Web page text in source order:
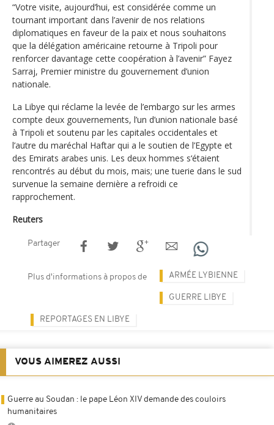
“Votre visite, aujourd’hui, est considérée comme un
tournant important dans l’avenir de nos relations
diplomatiques en faveur de la paix et nous souhaitons
que la délégation américaine retourne à Tripoli pour
renforcer davantage cette coopération à l’avenir” Fayez
Sarraj, Premier ministre du gouvernement d’union
nationale.
La Libye qui réclame la levée de l’embargo sur les armes
compte deux gouvernements, l’un d’union nationale basé
à Tripoli et soutenu par les capitales occidentales et
l’autre du maréchal Haftar qui a le soutien de l’Egypte et
des Emirats arabes unis. Les deux hommes s‘étaient
rencontrés au début du mois, mais; une tuerie dans le sud
survenue la semaine dernière a refroidi ce
rapprochement.
Reuters
Partager
Plus d'informations à propos de ARMÉE LYBIENNE
GUERRE LIBYE
REPORTAGES EN LIBYE
VOUS AIMEREZ AUSSI
Guerre au Soudan : le pape Léon XIV demande des couloirs
humanitaires